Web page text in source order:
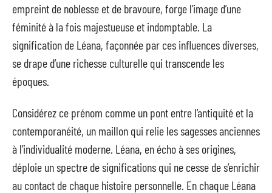
empreint de noblesse et de bravoure, forge l’image d’une
féminité à la fois majestueuse et indomptable. La
signification de Léana, façonnée par ces influences diverses,
se drape d’une richesse culturelle qui transcende les
époques.
Considérez ce prénom comme un pont entre l’antiquité et la
contemporanéité, un maillon qui relie les sagesses anciennes
à l’individualité moderne. Léana, en écho à ses origines,
déploie un spectre de significations qui ne cesse de s’enrichir
au contact de chaque histoire personnelle. En chaque Léana